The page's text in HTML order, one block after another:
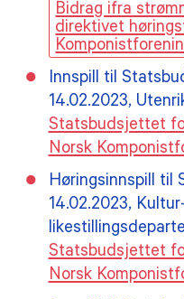
Bidrag ifra
direktivet
Innspill til
14.02.2023,
Statsbudsjettet
Norsk
Høringsinnspill til
14.02.2023,
Statsbudsjettet
Norsk